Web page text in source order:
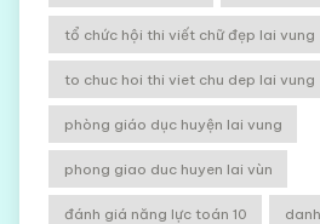
tổ chức hội thi viết chữ đẹp lai vung
to chuc hoi thi viet chu dep lai vung
phòng giáo dục huyện lai vung
phong giao duc huyen lai vùn
đánh giá năng lực toán 10